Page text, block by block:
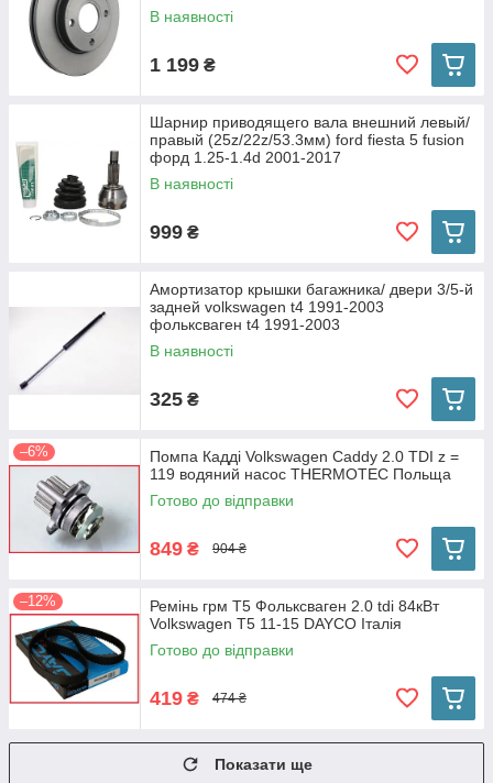
В наявності
1 199 ₴
Шарнир приводящего вала внешний левый/
правый (25z/22z/53.3мм) ford fiesta 5 fusion
форд 1.25-1.4d 2001-2017
В наявності
999 ₴
Амортизатор крышки багажника/ двери 3/5-й
задней volkswagen t4 1991-2003
фольксваген t4 1991-2003
В наявності
325 ₴
–6%
Помпа Кадді Volkswagen Caddy 2.0 TDI z =
119 водяний насос THERMOTEC Польща
Готово до відправки
849 ₴ 904 ₴
–12%
Ремінь грм Т5 Фольксваген 2.0 tdi 84кВт
Volkswagen T5 11-15 DAYCO Італія
Готово до відправки
419 ₴ 474 ₴
Показати ще